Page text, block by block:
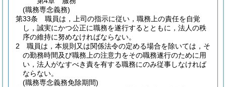
(職務専念義務)
第33条
職員は，上司の指示に従い，職務上の責任を自覚
し，誠実にかつ公正に職務を遂行するとともに，法人の秩
序の維持に努めなければならない。
2
職員は，本規則又は関係法令の定める場合を除いては，そ
の勤務時間及び職務上の注意力をその職務遂行のために用
い，法人がなすべき責を有する職務にのみ従事しなければ
ならない。
(職務専念義務免除期間)